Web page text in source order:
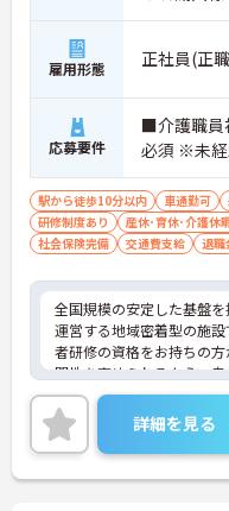
がる環境です】
・在籍年数に応じて毎月支
め、長く勤めるほど着実
す。
・時間帯別手当や送迎業務
されているため、対応した
反映されます。
【明確なキャリアパスで
プが期待できます】
立されているため、将来
長が期待できます。
・資格取得支援制度を活
きるため、働きながらさ
環境です。
【サポート体制の整備によ
くい環境です】
・拠点間での応援や支店
いるため、欠員が生じた
雇用形態 正社員(正
応募要件
■介護職員
必須 ※未
駅から徒歩10分以内 車通勤可
研修制度あり
産休･育休･介護休
社会保険完備
交通費支給 退職
全国規模の安定した基盤
運営する地域密着型の施
者研修の資格をお持ちの
門性を高められるよう、
活かした資格取得支援制
的に介護福祉士などの上位
提供責任者等へステップ
アパスが設定されていま
ビスを提供しており、通
詳細を見る